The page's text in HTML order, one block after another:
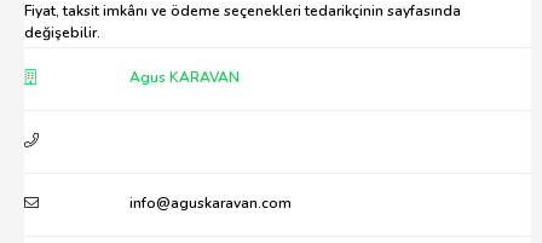
Fiyat, taksit imkânı ve ödeme seçenekleri tedarikçinin sayfasında
değişebilir.
Agus KARAVAN
info@aguskaravan.com